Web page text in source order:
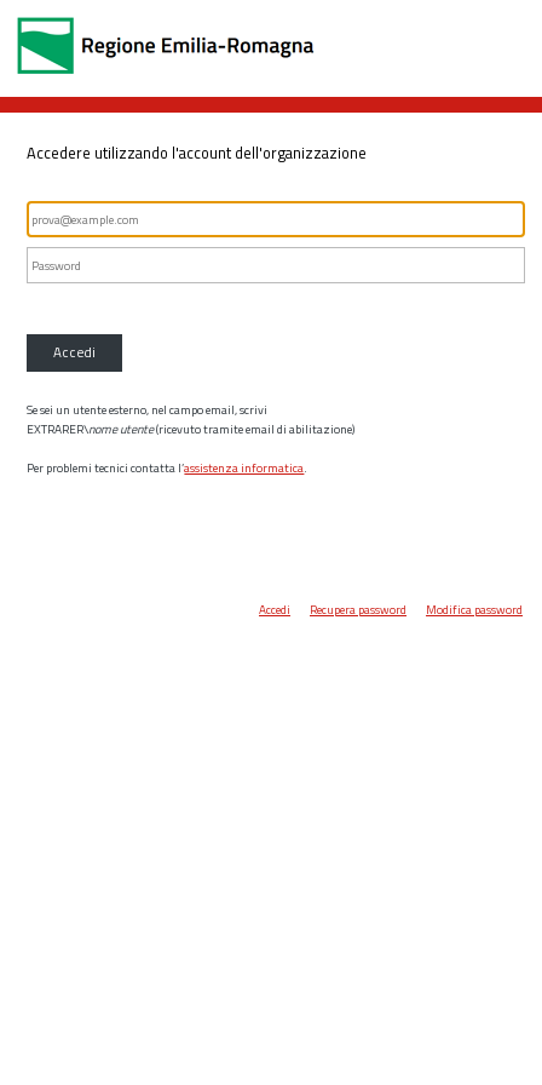
Accedere utilizzando l'account dell'organizzazione
Accedi
Se sei un utente esterno, nel campo email, scrivi
EXTRARER\nome utente(ricevuto tramite email di abilitazione)
Per problemi tecnici contatta l’assistenza informatica.
Accedi Recupera password Modifica password